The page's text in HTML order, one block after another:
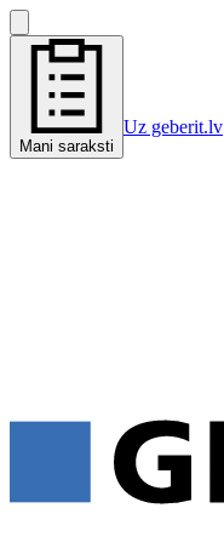
Mani saraksti
Uz geberit.lv